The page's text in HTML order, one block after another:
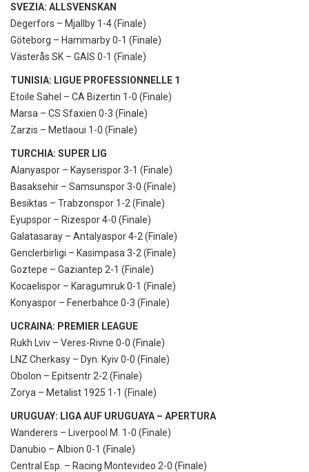
SVEZIA: ALLSVENSKAN
Degerfors – Mjallby 1-4 (Finale)
Göteborg – Hammarby 0-1 (Finale)
Västerås SK – GAIS 0-1 (Finale)
TUNISIA: LIGUE PROFESSIONNELLE 1
Etoile Sahel – CA Bizertin 1-0 (Finale)
Marsa – CS Sfaxien 0-3 (Finale)
Zarzis – Metlaoui 1-0 (Finale)
TURCHIA: SUPER LIG
Alanyaspor – Kayserispor 3-1 (Finale)
Basaksehir – Samsunspor 3-0 (Finale)
Besiktas – Trabzonspor 1-2 (Finale)
Eyupspor – Rizespor 4-0 (Finale)
Galatasaray – Antalyaspor 4-2 (Finale)
Genclerbirligi – Kasimpasa 3-2 (Finale)
Goztepe – Gaziantep 2-1 (Finale)
Kocaelispor – Karagumruk 0-1 (Finale)
Konyaspor – Fenerbahce 0-3 (Finale)
UCRAINA: PREMIER LEAGUE
Rukh Lviv – Veres-Rivne 0-0 (Finale)
LNZ Cherkasy – Dyn. Kyiv 0-0 (Finale)
Obolon – Epitsentr 2-2 (Finale)
Zorya – Metalist 1925 1-1 (Finale)
URUGUAY: LIGA AUF URUGUAYA – APERTURA
Wanderers – Liverpool M. 1-0 (Finale)
Danubio – Albion 0-1 (Finale)
Central Esp. – Racing Montevideo 2-0 (Finale)